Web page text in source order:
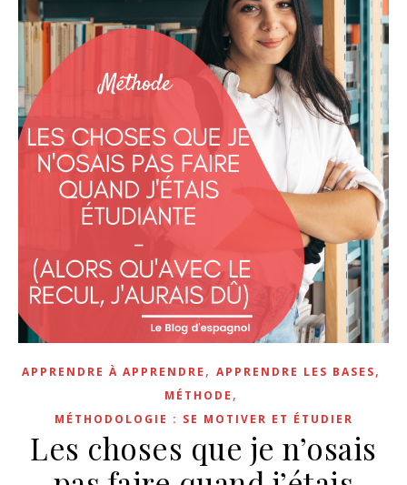
APPRENDRE À APPRENDRE , APPRENDRE LES BASES,
MÉTHODE ,
MÉTHODOLOGIE : SE MOTIVER ET ÉTUDIER
Les choses que je n’osais